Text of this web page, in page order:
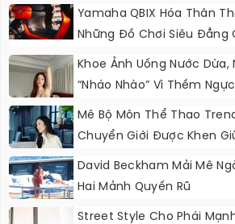
Yamaha QBIX Hóa Thân
Những Đồ Chơi Siêu Đẳng
Khoe Ảnh Uống Nước Dừa,
“nháo Nhào” Vì Thềm
Mê Bộ Môn Thể Thao
Chuyển Giới Được Khen
David Beckham Mải Mê
Hai Mảnh Quyến Rũ
Street Style Cho Phái